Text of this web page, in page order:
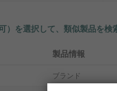
）を選択して、類似製品を検
製品情報
ブランド